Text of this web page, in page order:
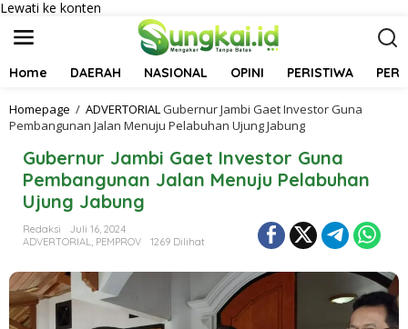
Lewati ke konten
Home DAERAH NASIONAL OPINI PERISTIWA
Homepage / ADVERTORIALGubernur Jambi Gaet Investor Guna
Pembangunan Jalan Menuju Pelabuhan Ujung Jabung
Gubernur Jambi Gaet Investor Guna
Pembangunan Jalan Menuju Pelabuhan
Ujung Jabung
Redaksi
Juli 16, 2024
ADVERTORIAL, PEMPROV 1269 Dilihat